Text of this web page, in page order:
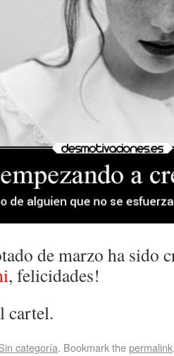
de marzo ha sido
, felicidades!
cartel.
categoría. Bookmark thepermalink